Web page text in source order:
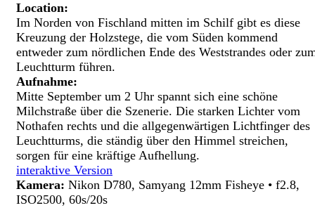
Location:
Im Norden von Fischland mitten im Schilf gibt es diese
Kreuzung der Holzstege, die vom Süden kommend
entweder zum nördlichen Ende des Weststrandes oder
Leuchtturm führen.
Aufnahme:
Mitte September um 2 Uhr spannt sich eine schöne
Milchstraße über die Szenerie. Die starken Lichter vom
Nothafen rechts und die allgegenwärtigen Lichtfinger des
Leuchtturms, die ständig über den Himmel streichen,
sorgen für eine kräftige Aufhellung.
interaktive Version
Kamera: Nikon D780, Samyang 12mm Fisheye • f2.8,
ISO2500, 60s/20s